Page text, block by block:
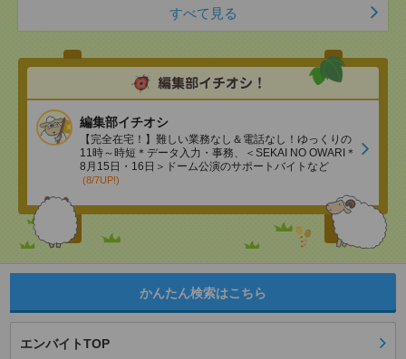
すべて見る
編集部イチオシ
【完全在宅！】難しい業務なし＆電話なし！ゆっくりの
11時～時短＊データ入力・事務、＜SEKAI NO OWARI＊
8月15日・16日＞ドーム公演のサポートバイトなど
(8/7UP!)
かんたん検索はこちら
エンバイトTOP